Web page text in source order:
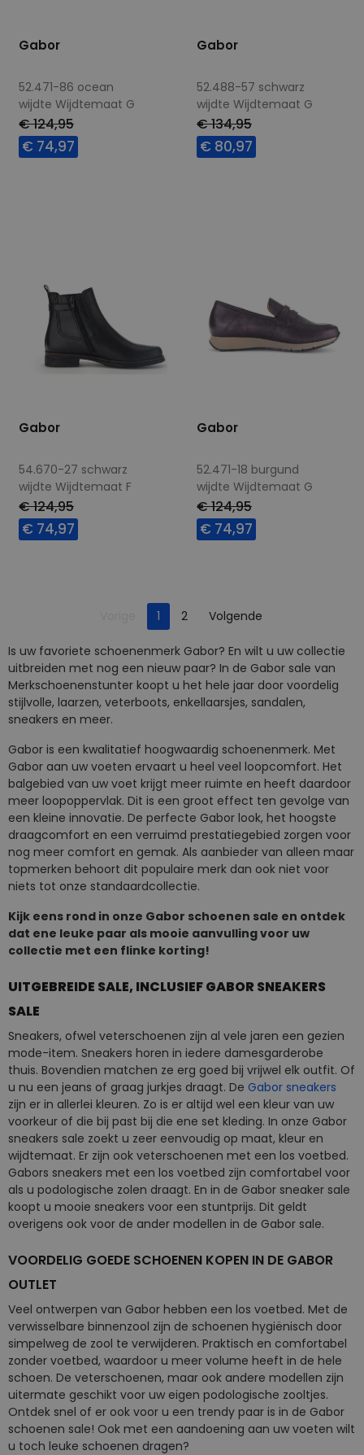
Gabor
52.471-86 ocean
wijdte Wijdtemaat G
€ 124,95
€ 74,97
Gabor
52.488-57 schwarz
wijdte Wijdtemaat G
€ 134,95
€ 80,97
Gabor
54.670-27 schwarz
wijdte Wijdtemaat F
€ 124,95
€ 74,97
Gabor
52.471-18 burgund
wijdte Wijdtemaat G
€ 124,95
€ 74,97
Je bent op pagina
1 2 VolgendePagina
Is uw favoriete schoenenmerk Gabor? En wilt u uw collectie
uitbreiden met nog een nieuw paar? In de Gabor sale van
Merkschoenenstunter koopt u het hele jaar door voordelig
stijlvolle, laarzen, veterboots, enkellaarsjes, sandalen,
sneakers en meer.
Gabor is een kwalitatief hoogwaardig schoenenmerk. Met
Gabor aan uw voeten ervaart u heel veel loopcomfort. Het
balgebied van uw voet krijgt meer ruimte en heeft daardoor
meer loopoppervlak. Dit is een groot effect ten gevolge van
een kleine innovatie. De perfecte Gabor look, het hoogste
draagcomfort en een verruimd prestatiegebied zorgen voor
nog meer comfort en gemak. Als aanbieder van alleen maar
topmerken behoort dit populaire merk dan ook niet voor
niets tot onze standaardcollectie.
Kijk eens rond in onze Gabor schoenen sale en ontdek
dat ene leuke paar als mooie aanvulling voor uw
collectie met een flinke korting!
UITGEBREIDE SALE, INCLUSIEF GABOR SNEAKERS
SALE
Sneakers, ofwel veterschoenen zijn al vele jaren een gezien
mode-item. Sneakers horen in iedere damesgarderobe
thuis. Bovendien matchen ze erg goed bij vrijwel elk outfit. Of
u nu een jeans of graag jurkjes draagt. De Gabor sneakers
zijn er in allerlei kleuren. Zo is er altijd wel een kleur van uw
voorkeur of die bij past bij die ene set kleding. In onze Gabor
sneakers sale zoekt u zeer eenvoudig op maat, kleur en
wijdtemaat. Er zijn ook veterschoenen met een los voetbed.
Gabors sneakers met een los voetbed zijn comfortabel voor
als u podologische zolen draagt. En in de Gabor sneaker sale
koopt u mooie sneakers voor een stuntprijs. Dit geldt
overigens ook voor de ander modellen in de Gabor sale.
VOORDELIG GOEDE SCHOENEN KOPEN IN DE GABOR
OUTLET
Veel ontwerpen van Gabor hebben een los voetbed. Met de
verwisselbare binnenzool zijn de schoenen hygiënisch door
simpelweg de zool te verwijderen. Praktisch en comfortabel
zonder voetbed, waardoor u meer volume heeft in de hele
schoen. De veterschoenen, maar ook andere modellen zijn
uitermate geschikt voor uw eigen podologische zooltjes.
Ontdek snel of er ook voor u een trendy paar is in de Gabor
schoenen sale! Ook met een aandoening aan uw voeten wilt
u toch leuke schoenen dragen?